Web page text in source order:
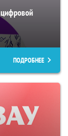
цифровой
ПОДРОБНЕЕ